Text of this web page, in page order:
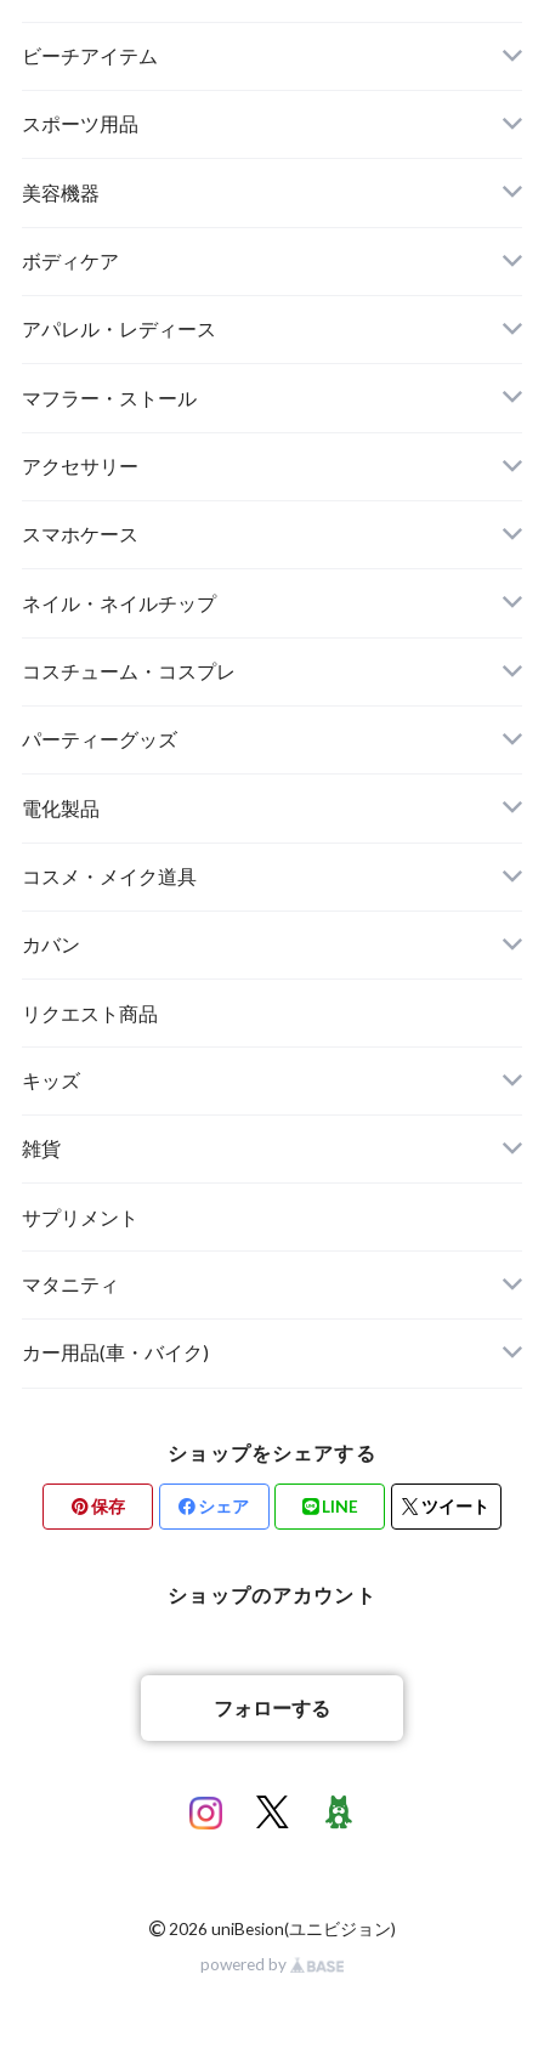
ビキニ
ハイネックビキニ
ビーチアイテム
ビーチサンダル
ヌードブラ
カーディガン・羽織
ステッカー
スポーツ用品
サウナスーツ
スイムウェア
スポーツブラ
レギンス・スパッツ
スポーツウェアセット
美容機器
脱毛器
ボディケア
リップ・唇
マスク
ダイエット
アイマスク
靴下・ソックス
シワ取りテープ
アパレル・レディース
レッグウォーマー
マフラー・ストール
大判ストール
アクセサリー
キーホルダー
スマホケース
iPhone
ネイル・ネイルチップ
コスチューム・コスプレ
クリスマス
パーティーグッズ
電化製品
ドローン
コスメ・メイク道具
メイクブラシ
シワ取りテープ
カバン
トートバッグ
リュック
クラッチバッグ
リクエスト商品
キッズ
アウター(女の子)
ボディケア・スキンケア
雑貨
POETIC
キッチングッズ
素材・ハンドメイド
サプリメント
マタニティ
トップス
カー用品(車・バイク)
ショップをシェアする
保存 シェア LINE ツイート
ショップのアカウント
フォローする
©2026 uniBesion(ユニビジョン)
powered by